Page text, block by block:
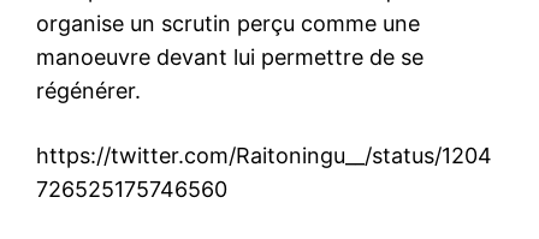
organise un scrutin perçu comme une
manoeuvre devant lui permettre de se
régénérer.
https://twitter.com/Raitoningu__/status/1204
726525175746560